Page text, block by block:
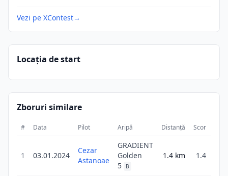
Vezi pe XContest→
Locația de start
Zboruri similare
# Data Pilot Aripă Distanță Scor
1 03.01.2024
Cezar
Astanoae
GRADIENT
Golden
5
B
1.4 km 1.4